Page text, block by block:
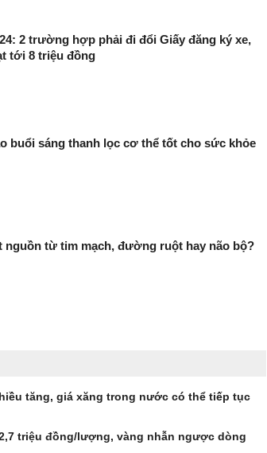
2 trường hợp phải đi đổi Giấy đăng ký xe,
tới 8 triệu đồng
buổi sáng thanh lọc cơ thể tốt cho sức khỏe
nguồn từ tim mạch, đường ruột hay não bộ?
tăng, giá xăng trong nước có thể tiếp tục
triệu đồng/lượng, vàng nhẫn ngược dòng